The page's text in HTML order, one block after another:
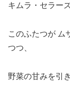
キムラ・セラー
このふたつが ム
つつ、
野菜の甘みを引